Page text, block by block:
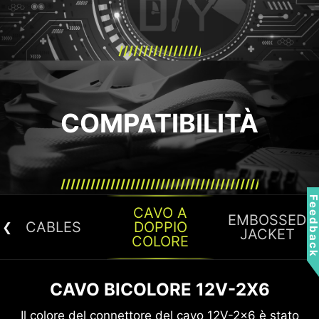
COMPATIBILITÀ
CABLES
CAVO A
DOPPIO
COLORE
EMBOSSED
JACKET
CAVO BICOLORE 12V-2X6
Il colore del connettore del cavo 12V-2x6 è stato
ATX
1 X
ATX